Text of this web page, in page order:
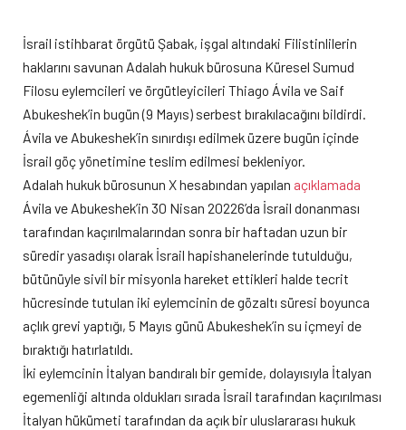
İsrail istihbarat örgütü Şabak, işgal altındaki Filistinlilerin
haklarını savunan Adalah hukuk bürosuna Küresel Sumud
Filosu eylemcileri ve örgütleyicileri Thiago Ávila ve Saif
Abukeshek’in bugün (9 Mayıs) serbest bırakılacağını bildirdi.
Ávila ve Abukeshek’in sınırdışı edilmek üzere bugün içinde
İsrail göç yönetimine teslim edilmesi bekleniyor.
Adalah hukuk bürosunun X hesabından yapılan açıklamada
Ávila ve Abukeshek’in 30 Nisan 20226’da İsrail donanması
tarafından kaçırılmalarından sonra bir haftadan uzun bir
süredir yasadışı olarak İsrail hapishanelerinde tutulduğu,
bütünüyle sivil bir misyonla hareket ettikleri halde tecrit
hücresinde tutulan iki eylemcinin de gözaltı süresi boyunca
açlık grevi yaptığı, 5 Mayıs günü Abukeshek’in su içmeyi de
bıraktığı hatırlatıldı.
İki eylemcinin İtalyan bandıralı bir gemide, dolayısıyla İtalyan
egemenliği altında oldukları sırada İsrail tarafından kaçırılması
İtalyan hükümeti tarafından da açık bir uluslararası hukuk